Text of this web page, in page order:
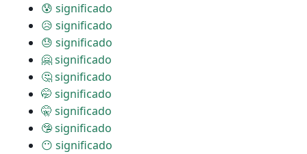
😰 significado
😥 significado
😓 significado
🤗 significado
🤔 significado
🤭 significado
🤫 significado
🤥 significado
😶 significado